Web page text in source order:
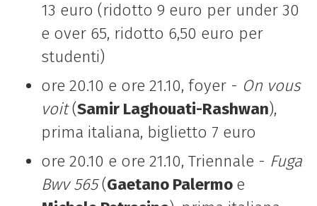
13 euro (ridotto 9 euro per under 30
e over 65, ridotto 6,50 euro per
studenti)
ore 20.10 e ore 21.10, foyer - On vous
voit(Samir Laghouati-Rashwan),
prima italiana, biglietto 7 euro
ore 20.10 e ore 21.10, Triennale - Fuga
Bwv 565(Gaetano Palermo e